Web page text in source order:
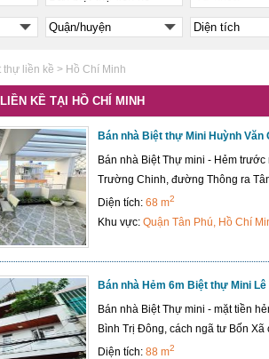
thự liền kề > Hồ Chí Minh
KỀ TẠI HỒ CHÍ MINH
Bán nhà Biệt thự Mini Huỳnh Văn
Bán nhà Biệt Thự mini - Hẻm
Trường Chinh, đường Thông ra
Diện tích: 68 m2
Khu vực: Quận Tân Phú, Hồ Chí
Bán nhà Hẻm 6m Biệt thự Mini
Bán nhà Biệt Thự mini - mặt tiền
Bình Trị Đông, cách ngã tư Bốn Xã
Diện tích: 88 m2